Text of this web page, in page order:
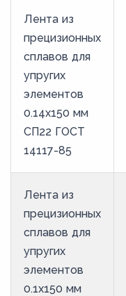
Лента из
прецизионных
сплавов для
упругих
элементов
0.14x150 мм
СП22 ГОСТ
14117-85
Лента из
прецизионных
сплавов для
упругих
элементов
0.1x150 мм